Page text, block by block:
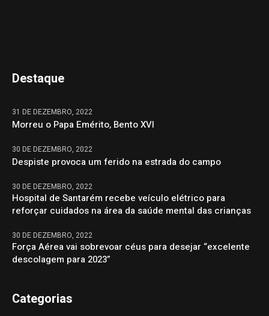
Destaque
31 DE DEZEMBRO, 2022
Morreu o Papa Emérito, Bento XVI
30 DE DEZEMBRO, 2022
Despiste provoca um ferido na estrada do campo
30 DE DEZEMBRO, 2022
Hospital de Santarém recebe veículo elétrico para
reforçar cuidados na área da saúde mental das crianças
30 DE DEZEMBRO, 2022
Força Aérea vai sobrevoar céus para desejar “excelente
descolagem para 2023”
Categorias